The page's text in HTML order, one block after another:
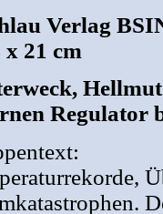
Verlag
x 21 cm
Regulator